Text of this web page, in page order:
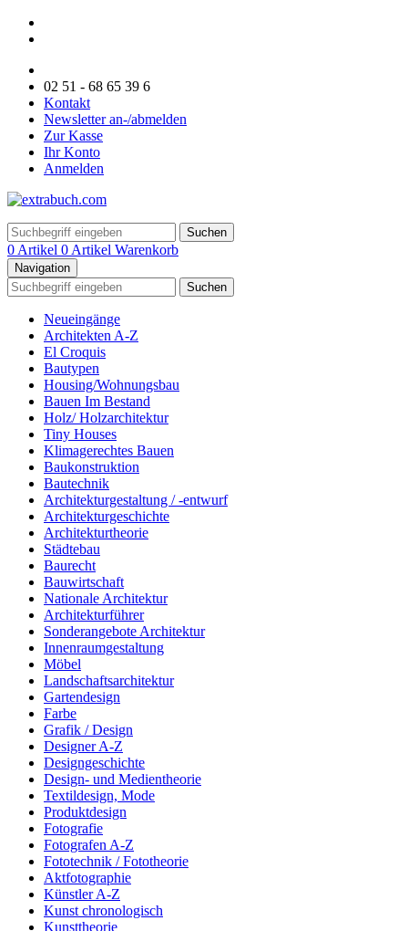
02 51 - 68 65 39 6
Kontakt
Newsletter an-/abmelden
Zur Kasse
Ihr Konto
Anmelden
Suchen
0 Artikel 0 Artikel Warenkorb
Navigation
Suchen
Neueingänge
Architekten A-Z
El Croquis
Bautypen
Housing/Wohnungsbau
Bauen Im Bestand
Holz/ Holzarchitektur
Tiny Houses
Klimagerechtes Bauen
Baukonstruktion
Bautechnik
Architekturgestaltung / -entwurf
Architekturgeschichte
Architekturtheorie
Städtebau
Baurecht
Bauwirtschaft
Nationale Architektur
Architekturführer
Sonderangebote Architektur
Innenraumgestaltung
Möbel
Landschaftsarchitektur
Gartendesign
Farbe
Grafik / Design
Designer A-Z
Designgeschichte
Design- und Medientheorie
Textildesign, Mode
Produktdesign
Fotografie
Fotografen A-Z
Fototechnik / Fototheorie
Aktfotographie
Künstler A-Z
Kunst chronologisch
Kunsttheorie